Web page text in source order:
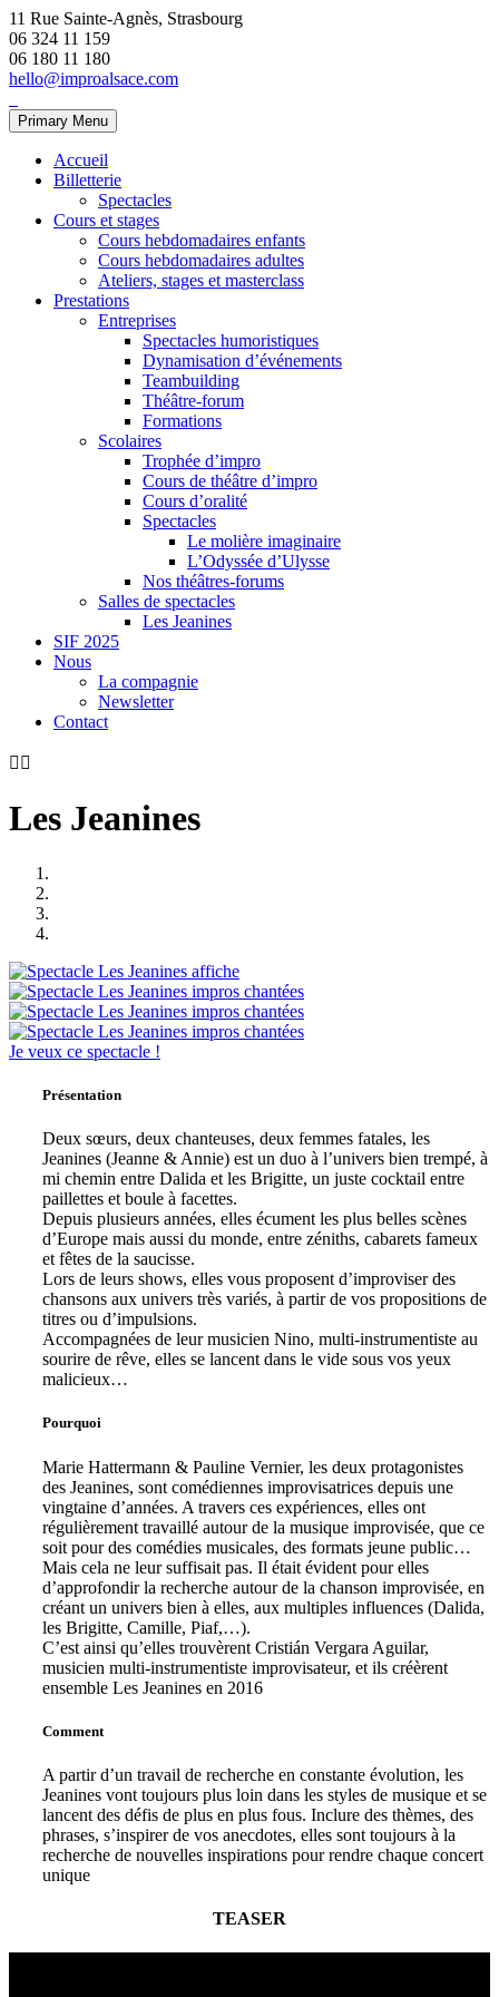
11 Rue Sainte-Agnès, Strasbourg
06 324 11 159
06 180 11 180
hello@improalsace.com
Primary Menu
Accueil
Billetterie
Spectacles
Cours et stages
Cours hebdomadaires enfants
Cours hebdomadaires adultes
Ateliers, stages et masterclass
Prestations
Entreprises
Spectacles humoristiques
Dynamisation d’événements
Teambuilding
Théâtre-forum
Formations
Scolaires
Trophée d’impro
Cours de théâtre d’impro
Cours d’oralité
Spectacles
Le molière imaginaire
L’Odyssée d’Ulysse
Nos théâtres-forums
Salles de spectacles
Les Jeanines
SIF 2025
Nous
La compagnie
Newsletter
Contact
 
Les Jeanines
Je veux ce spectacle !
Présentation
Deux sœurs, deux chanteuses, deux femmes fatales, les
Jeanines (Jeanne & Annie) est un duo à l’univers bien trempé, à
mi chemin entre Dalida et les Brigitte, un juste cocktail entre
paillettes et boule à facettes.
Depuis plusieurs années, elles écument les plus belles scènes
d’Europe mais aussi du monde, entre zéniths, cabarets fameux
et fêtes de la saucisse.
Lors de leurs shows, elles vous proposent d’improviser des
chansons aux univers très variés, à partir de vos propositions de
titres ou d’impulsions.
Accompagnées de leur musicien Nino, multi-instrumentiste au
sourire de rêve, elles se lancent dans le vide sous vos yeux
malicieux…
Pourquoi
Marie Hattermann & Pauline Vernier, les deux protagonistes
des Jeanines, sont comédiennes improvisatrices depuis une
vingtaine d’années. A travers ces expériences, elles ont
régulièrement travaillé autour de la musique improvisée, que ce
soit pour des comédies musicales, des formats jeune public…
Mais cela ne leur suffisait pas. Il était évident pour elles
d’approfondir la recherche autour de la chanson improvisée, en
créant un univers bien à elles, aux multiples influences (Dalida,
les Brigitte, Camille, Piaf,…).
C’est ainsi qu’elles trouvèrent Cristián Vergara Aguilar,
musicien multi-instrumentiste improvisateur, et ils créèrent
ensemble Les Jeanines en 2016
Comment
A partir d’un travail de recherche en constante évolution, les
Jeanines vont toujours plus loin dans les styles de musique et se
lancent des défis de plus en plus fous. Inclure des thèmes, des
phrases, s’inspirer de vos anecdotes, elles sont toujours à la
recherche de nouvelles inspirations pour rendre chaque concert
unique
TEASER